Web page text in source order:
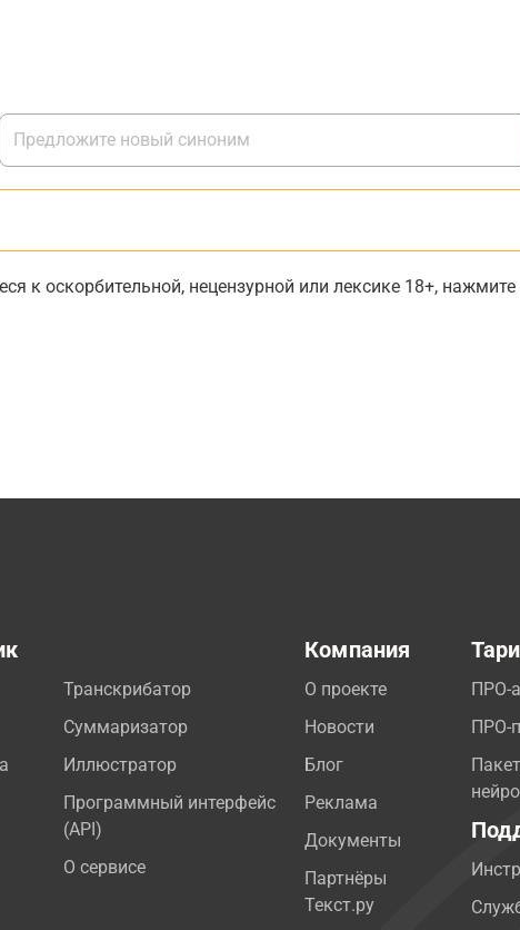
к оскорбительной, нецензурной или лексике 18+, нажмите
Транскрибатор
Суммаризатор
Иллюстратор
Программный интерфейс
(API)
О сервисе
Компания
О проекте
Новости
Блог
Реклама
Документы
Партнёры
Текст.ру
ПРО-
ПРО-